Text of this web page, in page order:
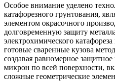
Особое внимание уделено
катафорезного грунтования,
элементом окрасочного
долговременную защиту
электрохимического
готовые сваренные кузова
создавая равномерное
микрон по всей поверхности,
сложные геометрические